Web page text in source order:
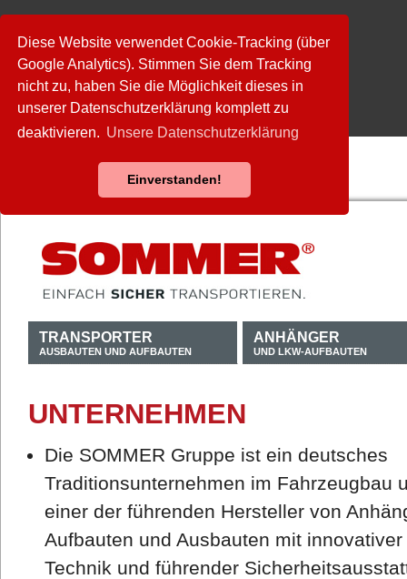
Diese Website verwendet Cookie-Tracking (über
Google Analytics). Stimmen Sie dem Tracking
nicht zu, haben Sie die Möglichkeit dieses in
unserer Datenschutzerklärung komplett zu
deaktivieren. Unsere Datenschutzerklärung
Einverstanden!
TRANSPORTER
AUSBAUTEN UND AUFBAUTEN
ANHÄNGER
UND LKW-AUFBAUTEN
UNTERNEHMEN
Die SOMMER Gruppe ist ein deutsches
Traditionsunternehmen im Fahrzeugbau
einer der führenden Hersteller von
Aufbauten und Ausbauten mit innovativer
Technik und führender